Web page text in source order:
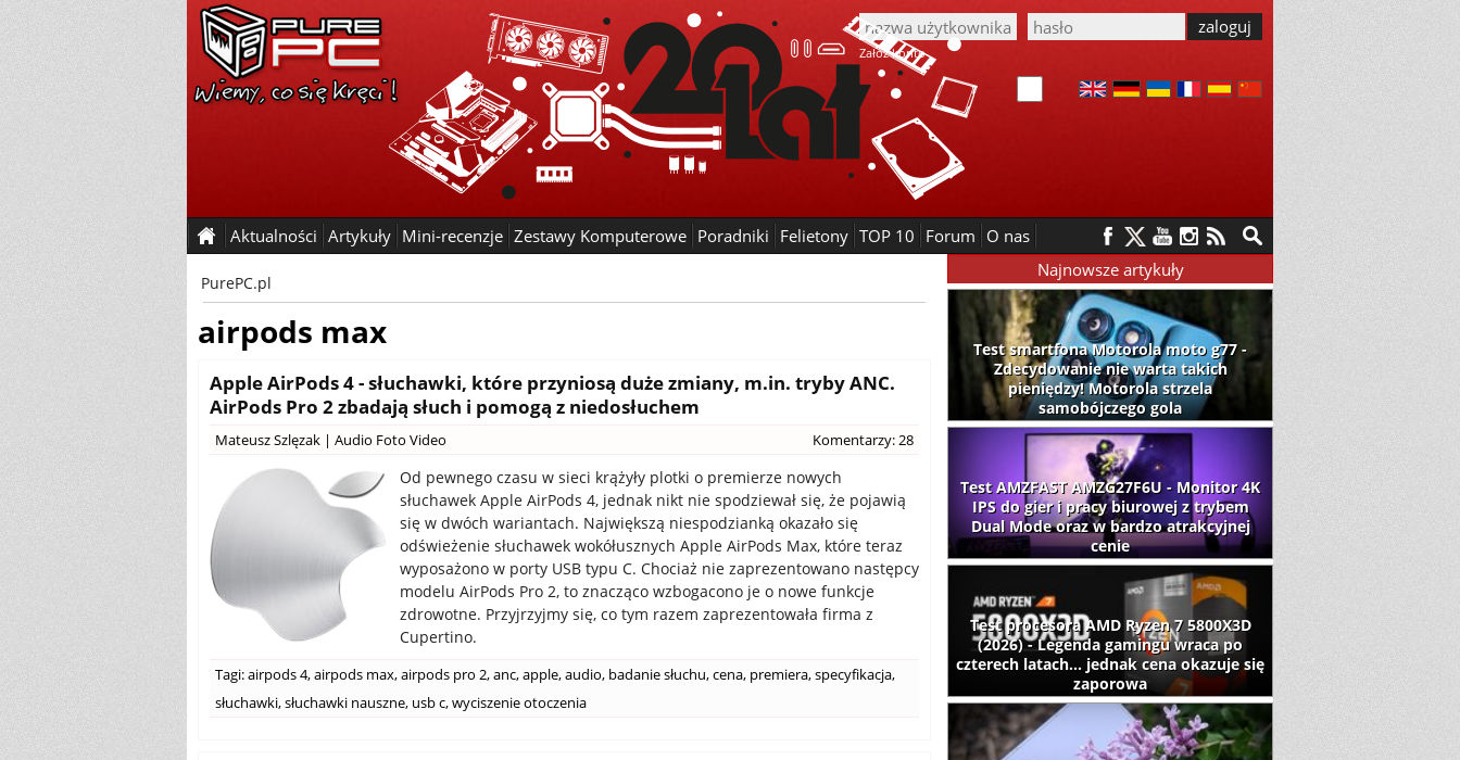
Załóż konto
Aktualności Artykuły Mini-recenzje Zestawy Komputerowe Poradniki Felietony TOP 10 Forum O nas
PurePC.pl
airpods max
Apple AirPods 4 - słuchawki, które przyniosą duże zmiany, m.in. tryby ANC.
AirPods Pro 2 zbadają słuch i pomogą z niedosłuchem
Mateusz Szlęzak | Audio Foto Video Komentarzy: 28
Od pewnego czasu w sieci krążyły plotki o premierze nowych
słuchawek Apple AirPods 4, jednak nikt nie spodziewał się, że pojawią
się w dwóch wariantach. Największą niespodzianką okazało się
odświeżenie słuchawek wokółusznych Apple AirPods Max, które teraz
wyposażono w porty USB typu C. Chociaż nie zaprezentowano następcy
modelu AirPods Pro 2, to znacząco wzbogacono je o nowe funkcje
zdrowotne. Przyjrzyjmy się, co tym razem zaprezentowała firma z
Cupertino.
Tagi:airpods 4,airpods max,airpods pro 2,anc,apple,audio, badanie słuchu,cena, premiera,specyfikacja,
słuchawki,słuchawki nauszne, usb c,wyciszenie otoczenia
Najnowsze artykuły
Test smartfona Motorola moto g77 -
Zdecydowanie nie warta takich
pieniędzy! Motorola strzela
samobójczego gola
Test AMZFAST AMZG27F6U - Monitor 4K
IPS do gier i pracy biurowej z trybem
Dual Mode oraz w bardzo atrakcyjnej
cenie
Test procesora AMD Ryzen 7 5800X3D
(2026) - Legenda gamingu wraca po
czterech latach... jednak cena okazuje się
zaporowa